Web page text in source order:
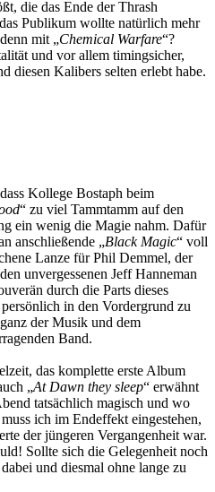
die das Ende der Thrash
Publikum wollte natürlich mehr
mit „Chemical Warfare“?
und vor allem timingsicher,
diesen Kalibers selten erlebt habe.
Kollege Bostaph beim
“ zu viel Tammtamm auf den
ein wenig die Magie nahm. Dafür
anschließende „Black Magic“ voll
Lanze für Phil Demmel, der
unvergessenen Jeff Hanneman
durch die Parts dieses
in den Vordergrund zu
der Musik und dem
Band.
das komplette erste Album
„At Dawn they sleep“ erwähnt
tatsächlich magisch und wo
ich im Endeffekt eingestehen,
der jüngeren Vergangenheit war.
Sollte sich die Gelegenheit noch
und diesmal ohne lange zu